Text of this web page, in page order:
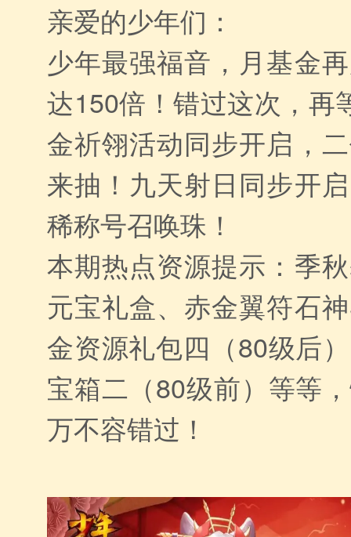
亲爱的少年们：
少年最强福音，月基金
达150倍！错过这次，再
金祈翎活动同步开启，
来抽！九天射日同步开
稀称号召唤珠！
本期热点资源提示：季
元宝礼盒、赤金翼符石
金资源礼包四（80级后
宝箱二（80级前）等等
万不容错过！